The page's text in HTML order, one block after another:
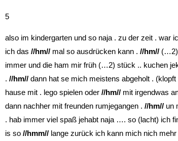
5
also im kindergarten und so naja . zu der zeit . war
ich das //hm// mal so ausdrücken kann . //hm// (…2)
immer und die ham mir früh (…2) stück .. kuchen
. //hm// dann hat se mich meistens abgeholt .
hause mit . lego spielen oder //hm// mit irgendwas
dann nachher mit freunden rumjegangen . //hm// un
. hab immer viel spaß jehabt naja …. so (lacht) ich
is so //hmm// lange zurück ich kann mich nich